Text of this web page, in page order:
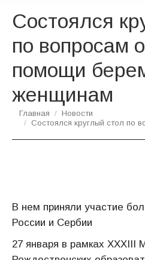
Состоялся
по вопросам
помощи
женщинам
Вы здесь:
Главная
Новости
Состоялся круглый стол по
В нем приняли участие
России и Сербии
27 января в рамках XXXIII